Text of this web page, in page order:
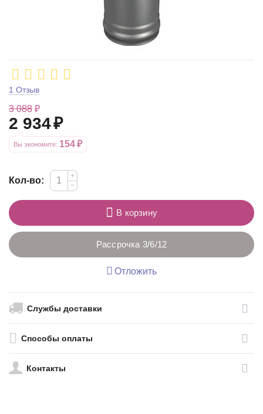
1 Отзыв
3 088 ₽
2 934₽
Вы экономите: 154₽
Кол-во:
+
−
В корзину
Рассрочка 3/6/12
Отложить
Службы доставки
Способы оплаты
Контакты